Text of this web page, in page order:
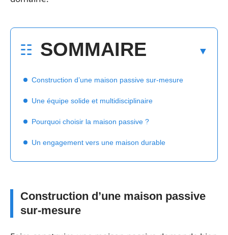
SOMMAIRE
Construction d’une maison passive sur-mesure
Une équipe solide et multidisciplinaire
Pourquoi choisir la maison passive ?
Un engagement vers une maison durable
Construction d’une maison passive
sur-mesure